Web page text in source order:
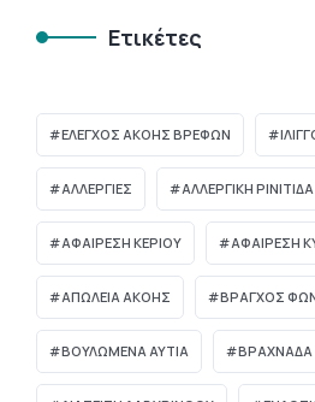
Ετικέτες
ΈΛΕΓΧΟΣ ΑΚΟΉΣ ΒΡΕΦΏΝ
ΑΛΛΕΡΓΙΕΣ ΑΛΛΕΡΓΙΚΗ ΡΙΝΙΤΙΔΑ
ΑΦΑΙΡΕΣΗ ΚΕΡΙΟΥ ΑΦΑΙΡΕΣΗ
ΑΠΏΛΕΙΑ ΑΚΟΉΣ ΒΡΑΓΧΟΣ
ΒΟΥΛΩΜΈΝΑ ΑΥΤΙΆ ΒΡΑΧΝΆΔΑ